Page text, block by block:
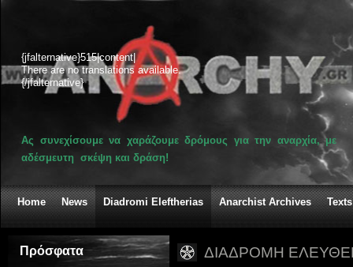
{jfalternative}515|content|
There are no translations available.
{/jfalternative}
Ας συνεχίσουμε να χαράζουμε δρόμους για την αναρχία, με
αδέσμευτη σκέψη και δράση!
Home News Diadromi Eleftherias Anarchist Archives Texts
Πρόσφατα ΔΙΑΔΡΟΜΗ